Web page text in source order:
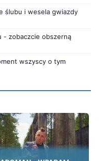
ślubu i wesela gwiazdy
- zobaczcie obszerną
wszyscy o tym